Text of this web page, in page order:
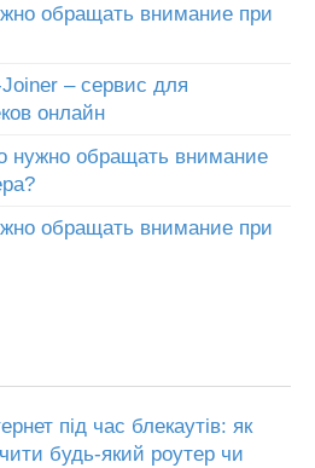
обращать внимание при
– сервис для
онлайн
нужно обращать внимание
обращать внимание при
під час блекаутів: як
будь-який роутер чи